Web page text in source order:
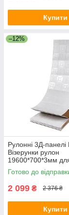
Купити
–12%
Рулонні 3Д-панелі
Візерунки рулон
19600*700*3мм для
цеглу самоклейка
20) SW-00000872
Готово до
2 099 ₴ 2 376 ₴
Купити